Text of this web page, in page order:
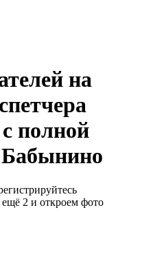
на
полной
Бабынино
2 и откроем фото